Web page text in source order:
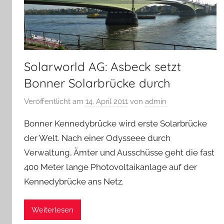
Solarworld AG: Asbeck setzt
Bonner Solarbrücke durch
Veröffentlicht am 14. April 2011 von admin
Bonner Kennedybrücke wird erste Solarbrücke
der Welt. Nach einer Odysseee durch
Verwaltung, Ämter und Ausschüsse geht die fast
400 Meter lange Photovoltaikanlage auf der
Kennedybrücke ans Netz.
Weiterlesen